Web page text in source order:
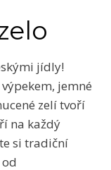
jídly!
jemné
zelí tvoří
na každý
si tradiční